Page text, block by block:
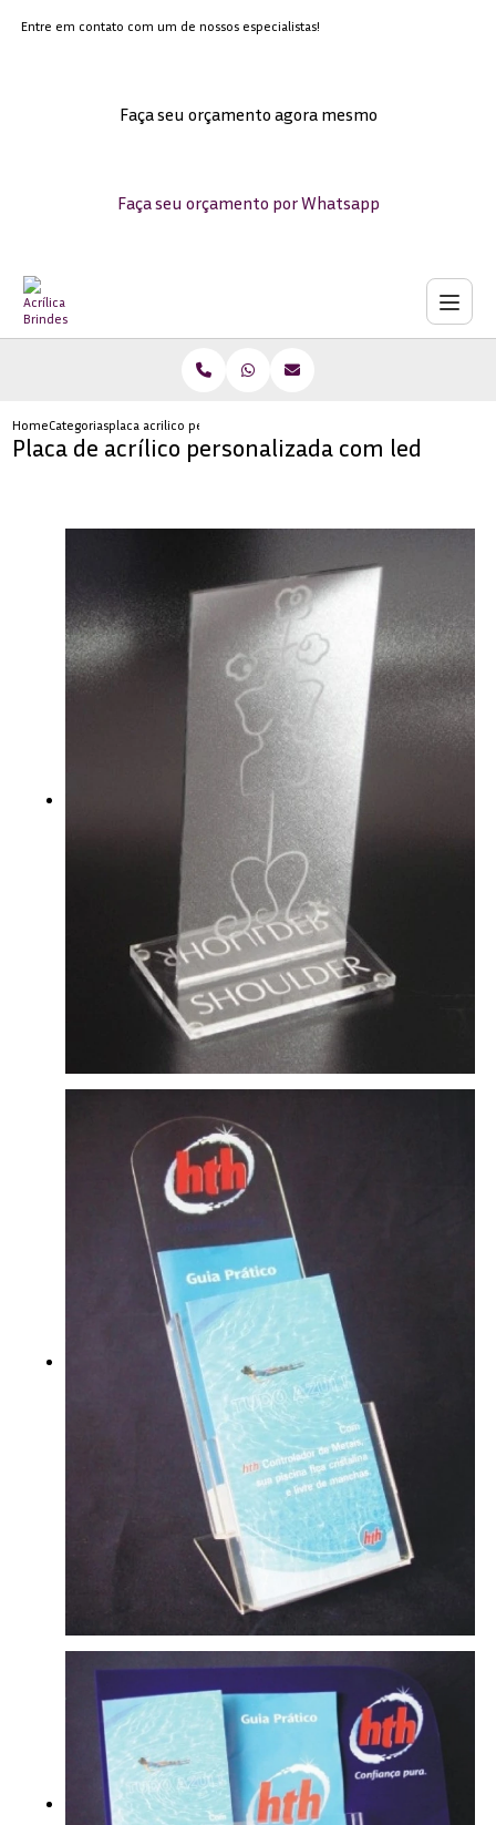
Entre em contato com um de nossos especialistas!
Faça seu orçamento agora mesmo
Faça seu orçamento por Whatsapp
HomeCategoriasplaca acrilico personalizada led
Placa de acrílico personalizada com led